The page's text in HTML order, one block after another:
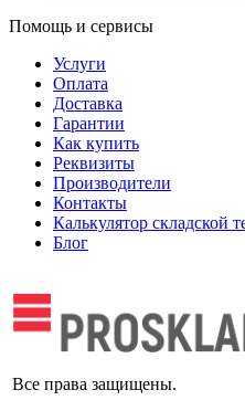
Помощь и сервисы
Услуги
Оплата
Доставка
Гарантии
Как купить
Реквизиты
Производители
Контакты
Калькулятор складской
Блог
Все права защищены.